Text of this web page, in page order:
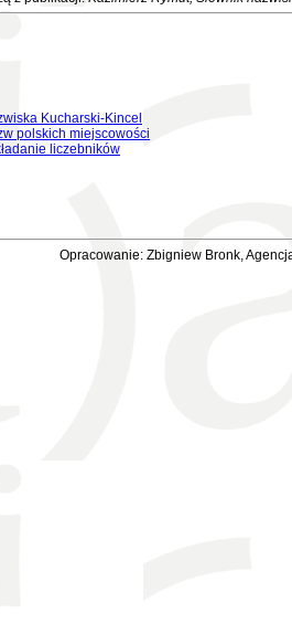
Kucharski-Kincel
polskich miejscowości
liczebników
Opracowanie: Zbigniew Bronk,